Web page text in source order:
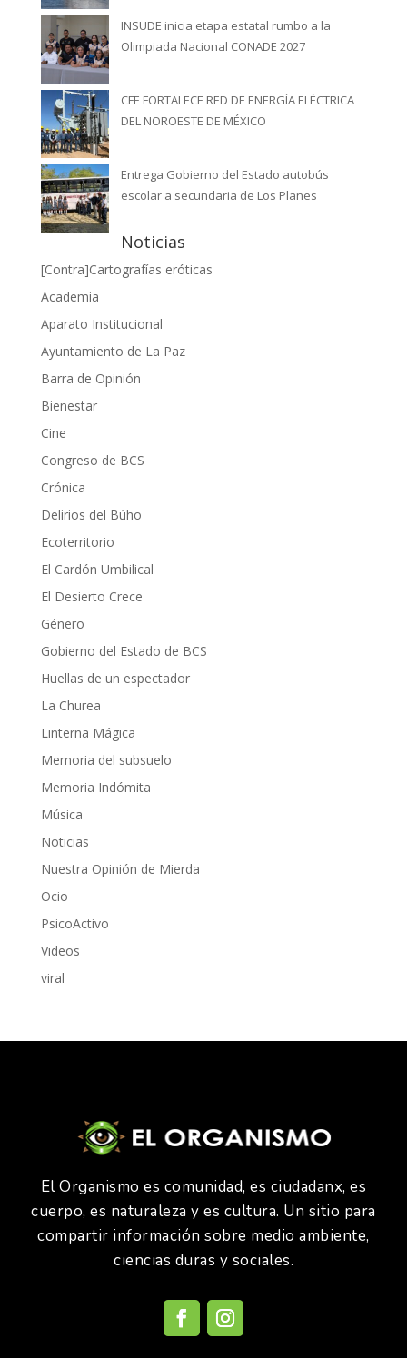
INSUDE inicia etapa estatal rumbo a la
Olimpiada Nacional CONADE 2027
CFE FORTALECE RED DE ENERGÍA ELÉCTRICA
DEL NOROESTE DE MÉXICO
Entrega Gobierno del Estado autobús
escolar a secundaria de Los Planes
Noticias
[Contra]Cartografías eróticas
Academia
Aparato Institucional
Ayuntamiento de La Paz
Barra de Opinión
Bienestar
Cine
Congreso de BCS
Crónica
Delirios del Búho
Ecoterritorio
El Cardón Umbilical
El Desierto Crece
Género
Gobierno del Estado de BCS
Huellas de un espectador
La Churea
Linterna Mágica
Memoria del subsuelo
Memoria Indómita
Música
Noticias
Nuestra Opinión de Mierda
Ocio
PsicoActivo
Videos
viral
El Organismo es comunidad, es ciudadanx, es
cuerpo, es naturaleza y es cultura. Un sitio para
compartir información sobre medio ambiente,
ciencias duras y sociales.